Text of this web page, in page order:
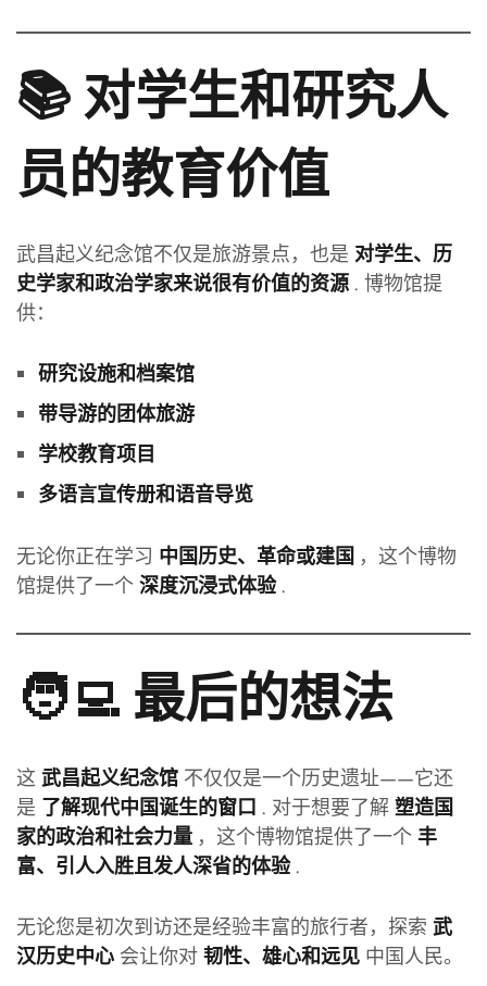
📚 对学生和研究人
员的教育价值
武昌起义纪念馆不仅是旅游景点，也是 对学生、历
史学家和政治学家来说很有价值的资源 . 博物馆提
供：
研究设施和档案馆
带导游的团体旅游
学校教育项目
多语言宣传册和语音导览
无论你正在学习 中国历史、革命或建国 ，这个博物
馆提供了一个 深度沉浸式体验.
🧑‍💻 最后的想法
这 武昌起义纪念馆 不仅仅是一个历史遗址——它还
是 了解现代中国诞生的窗口 . 对于想要了解 塑造国
家的政治和社会力量 ，这个博物馆提供了一个 丰
富、引人入胜且发人深省的体验.
无论您是初次到访还是经验丰富的旅行者，探索 武
汉历史中心 会让你对 韧性、雄心和远见 中国人民。